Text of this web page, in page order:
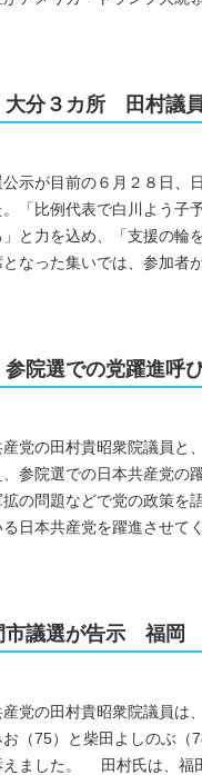
分３カ所 田村議
示が目前の６月２８日、
。「比例代表で白川よう子
」と力を込め、「支援の
なった集いでは、参加者
院選での党躍進呼
党の田村貴昭衆院議員と
、参院選での日本共産党
の問題などで党の政策を
日本共産党を躍進させて
議選が告示 福岡
党の田村貴昭衆院議員は
お（75）と柴田よしのぶ（
えました。 田村氏は、福